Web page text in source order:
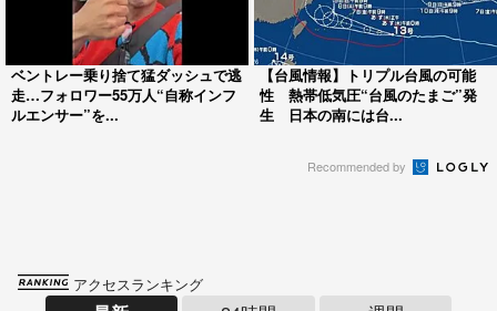
ベントレー乗り捨て猛ダッシュで逃
走…フォロワー55万人“自称インフ
ルエンサー”を...
【台風情報】トリプル台風の可能
性 熱帯低気圧“台風のたまご”発
生 日本の南には台...
Recommended by
アクセスランキング